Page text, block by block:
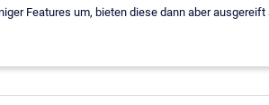
Features um, bieten diese dann aber ausgereift